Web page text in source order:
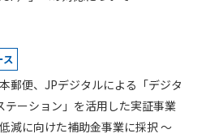
ス
郵便、JPデジタルによる「デジタ
テーション」を活用した実証事業
減に向けた補助金事業に採択 ～